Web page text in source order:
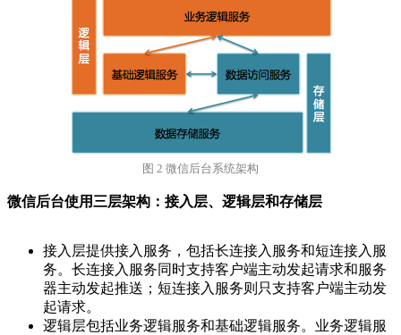
图 2 微信后台系统架构
微信后台使用三层架构：接入层、逻辑层和存储层
接入层提供接入服务，包括长连接入服务和短连接入服
务。长连接入服务同时支持客户端主动发起请求和服务
器主动发起推送；短连接入服务则只支持客户端主动发
起请求。
逻辑层包括业务逻辑服务和基础逻辑服务。业务逻辑服